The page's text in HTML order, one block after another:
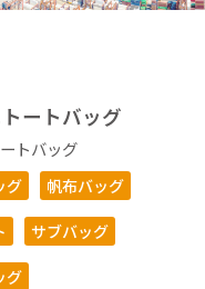
ートバッグ
トバッグ
グ 帆布バッグ
サブバッグ
グ